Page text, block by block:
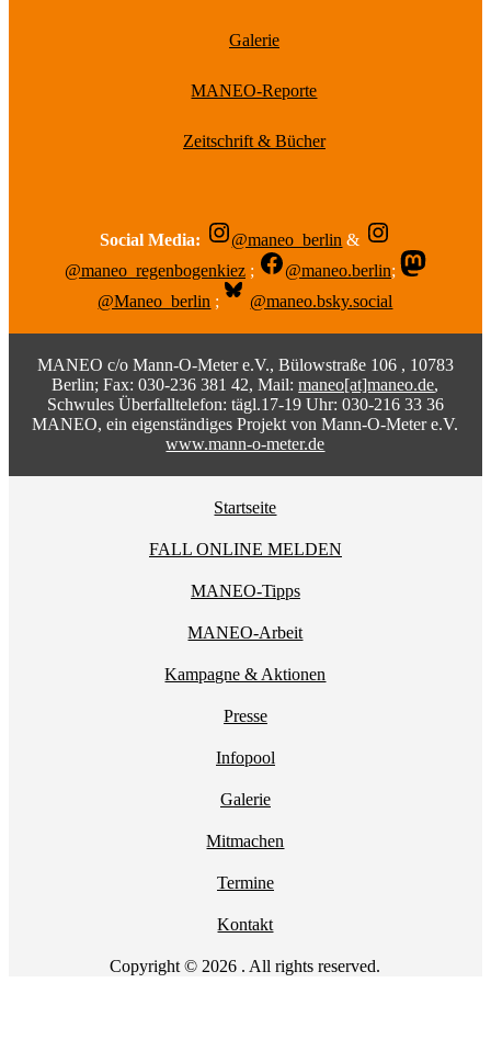
Galerie
MANEO-Reporte
Zeitschrift & Bücher
Social Media: @maneo_berlin &
@maneo_regenbogenkiez ; @maneo.berlin;
@Maneo_berlin ; @maneo.bsky.social
MANEO c/o Mann-O-Meter e.V., Bülowstraße 106 , 10783
Berlin; Fax: 030-236 381 42, Mail:maneo[at]maneo.de,
Schwules Überfalltelefon: tägl.17-19 Uhr: 030-216 33 36
MANEO, ein eigenständiges Projekt von Mann-O-Meter e.V.
www.mann-o-meter.de
Startseite
FALL ONLINE MELDEN
MANEO-Tipps
MANEO-Arbeit
Kampagne & Aktionen
Presse
Infopool
Galerie
Mitmachen
Termine
Kontakt
Copyright © 2026 . All rights reserved.